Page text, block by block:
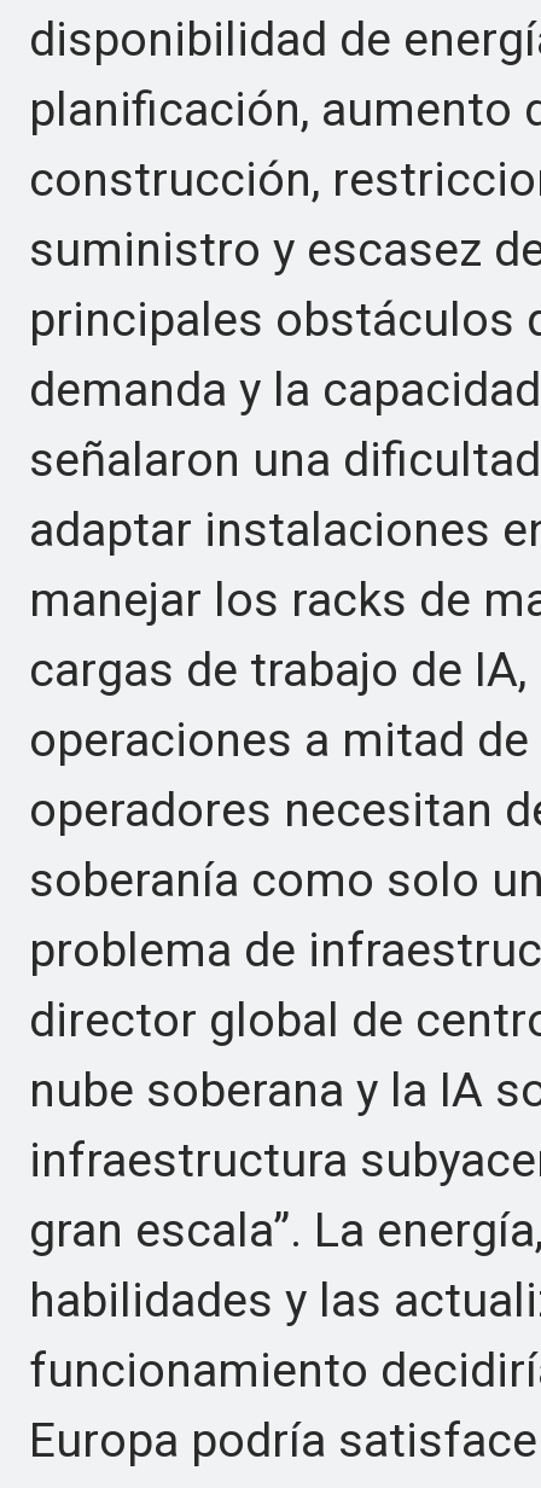
disponibilidad de
planificación, aumento
construcción,
suministro y escasez
principales obstáculos
demanda y la
señalaron una
adaptar instalaciones
manejar los racks de
cargas de trabajo de
operaciones a mitad
operadores necesitan
soberanía como solo
problema de
director global de
nube soberana y la IA
infraestructura
gran escala”. La
habilidades y las
funcionamiento
Europa podría